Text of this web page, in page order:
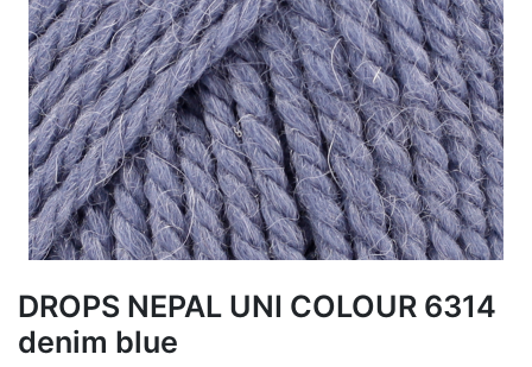
DROPS NEPAL UNI COLOUR 6314
denim blue